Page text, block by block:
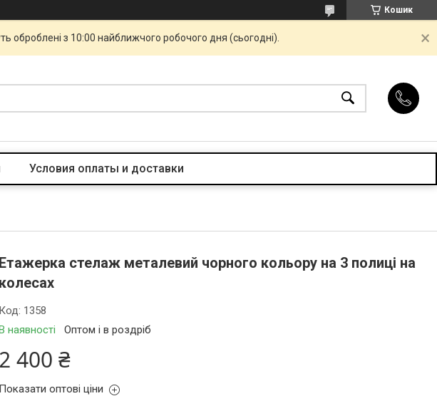
Кошик
оброблені з 10:00 найближчого робочого дня (сьогодні).
Условия оплаты и доставки
Етажерка стелаж металевий чорного кольору на 3 полиці на
колесах
наявності Оптом і в роздріб
Код: 1358
2 400 ₴
Показати оптові ціни